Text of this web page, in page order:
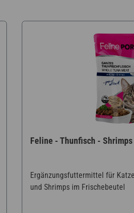
Feline - Thunfisch - Shrimps
Ergänzungsfuttermittel für
und Shrimps im Frischebeutel